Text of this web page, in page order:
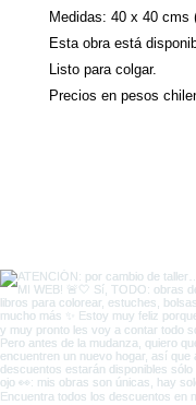
Medidas: 40 x 40 cms
Esta obra está
Listo para colgar.
Precios en pesos